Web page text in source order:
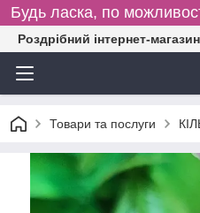
Будь ласка, по
Роздрібний інтернет-
Товари та послуги